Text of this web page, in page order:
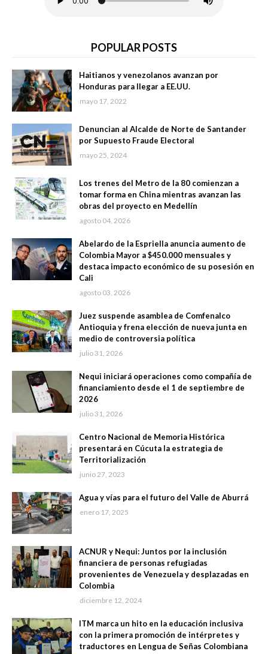
POPULAR POSTS
Haitianos y venezolanos avanzan por
Honduras para llegar a EE.UU.
mayo 17, 2022
Denuncian al Alcalde de Norte de Santander
por Supuesto Fraude Electoral
mayo 25, 2024
Los trenes del Metro de la 80 comienzan a
tomar forma en China mientras avanzan las
obras del proyecto en Medellín
agosto 04, 2026
Abelardo de la Espriella anuncia aumento de
Colombia Mayor a $450.000 mensuales y
destaca impacto económico de su posesión en
Cali
agosto 03, 2026
Juez suspende asamblea de Comfenalco
Antioquia y frena elección de nueva junta en
medio de controversia política
julio 31, 2026
Nequi iniciará operaciones como compañía de
financiamiento desde el 1 de septiembre de
2026
julio 31, 2026
Centro Nacional de Memoria Histórica
presentará en Cúcuta la estrategia de
Territorialización
junio 27, 2023
Agua y vías para el futuro del Valle de Aburrá
enero 17, 2025
ACNUR y Nequi: Juntos por la inclusión
financiera de personas refugiadas
provenientes de Venezuela y desplazadas en
Colombia
diciembre 12, 2024
ITM marca un hito en la educación inclusiva
con la primera promoción de intérpretes y
traductores en Lengua de Señas Colombiana